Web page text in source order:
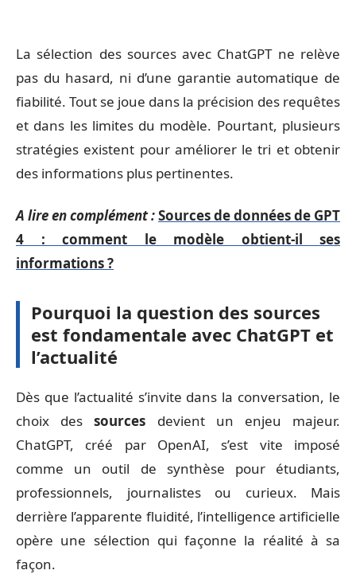
La sélection des sources avec ChatGPT ne relève
pas du hasard, ni d’une garantie automatique de
fiabilité. Tout se joue dans la précision des requêtes
et dans les limites du modèle. Pourtant, plusieurs
stratégies existent pour améliorer le tri et obtenir
des informations plus pertinentes.
A lire en complément :Sources de données de GPT
4 : comment le modèle obtient-il ses
informations ?
Pourquoi la question des sources
est fondamentale avec ChatGPT et
l’actualité
Dès que l’actualité s’invite dans la conversation, le
choix dessources devient un enjeu majeur.
ChatGPT, créé par OpenAI, s’est vite imposé
comme un outil de synthèse pour étudiants,
professionnels, journalistes ou curieux. Mais
derrière l’apparente fluidité, l’intelligence artificielle
opère une sélection qui façonne la réalité à sa
façon.